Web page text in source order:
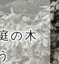
の木